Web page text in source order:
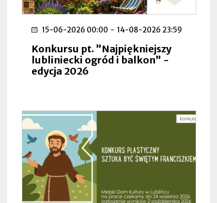
15-06-2026 00:00 - 14-08-2026 23:59
Konkursu pt. ”Najpiękniejszy
lubliniecki ogród i balkon” -
edycja 2026